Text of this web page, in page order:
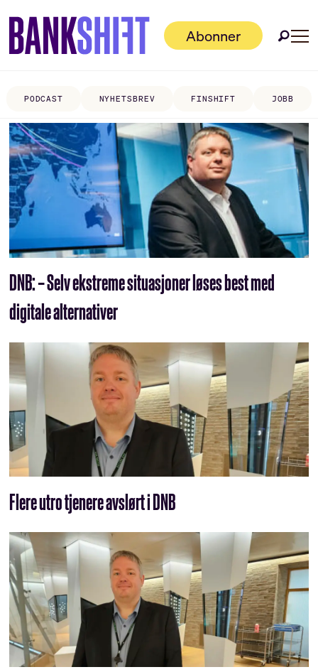
Abonner
PODCAST NYHETSBREV FINSHIFT JOBB
Tag:
anders
hardangen
DNB: – Selv ekstreme situasjoner løses best med
digitale alternativer
Flere utro tjenere avslørt i DNB